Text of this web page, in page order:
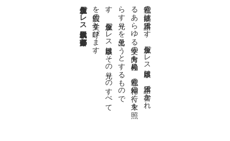
私達の
故郷は
日本語で
す
。
金魚屋プ
レ
ス
日本版は
、
日本語で
書か
れ
る
あ
ら
ゆ
る
文学の
方向を
見極め
、
私達の
精神の
行く
末を
照
ら
す
光り
を
見出そ
う
と
す
る
も
の
で
す
。
金魚屋プ
レ
ス
日本版は
そ
の
光り
の
す
べ
て
を
広義の
文学と
呼び
ま
す
。
金魚屋プレス日本版代表 齋藤都